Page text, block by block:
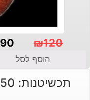
₪120
המקורי
היה:
90
הנוכחי
הוא:
הוסף לסל